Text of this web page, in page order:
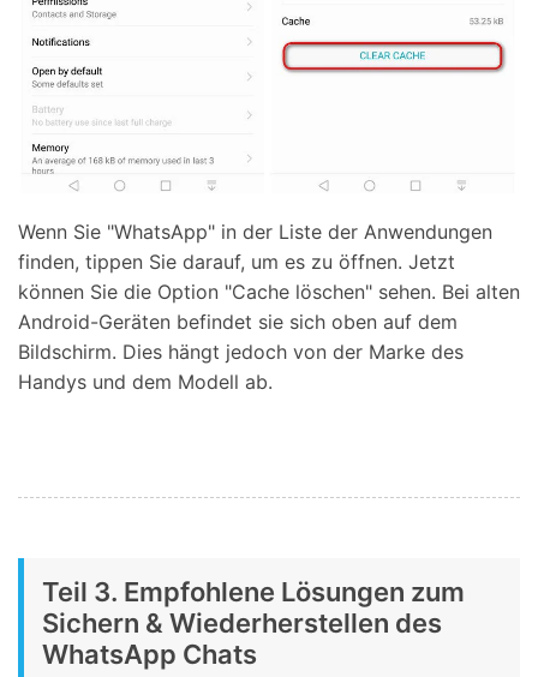
Wenn Sie "WhatsApp" in der Liste der Anwendungen
finden, tippen Sie darauf, um es zu öffnen. Jetzt
können Sie die Option "Cache löschen" sehen. Bei alten
Android-Geräten befindet sie sich oben auf dem
Bildschirm. Dies hängt jedoch von der Marke des
Handys und dem Modell ab.
Teil 3. Empfohlene Lösungen zum
Sichern & Wiederherstellen des
WhatsApp Chats